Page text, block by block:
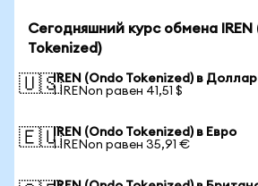
Сегодняшний курс обмена IREN
Tokenized)
🇺🇸IREN (Ondo Tokenized) в
1 IRENon равен 41,51 $
🇪🇺IREN (Ondo Tokenized) в Евро
1 IRENon равен 35,91 €